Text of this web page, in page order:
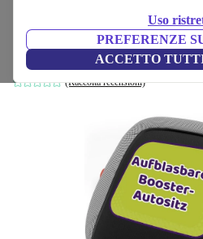
Uso
PREFERENZE
ACCETTO
BubbleBum
seggiolino
nero
(Raccolta recensioni)